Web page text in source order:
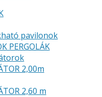
pavilonok
PERGOLÁK
2,00m
2,60 m